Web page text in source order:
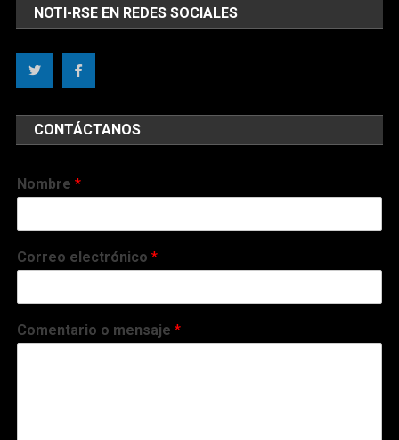
NOTI-RSE EN REDES SOCIALES
CONTÁCTANOS
Nombre*
Correo electrónico*
Comentario o mensaje*